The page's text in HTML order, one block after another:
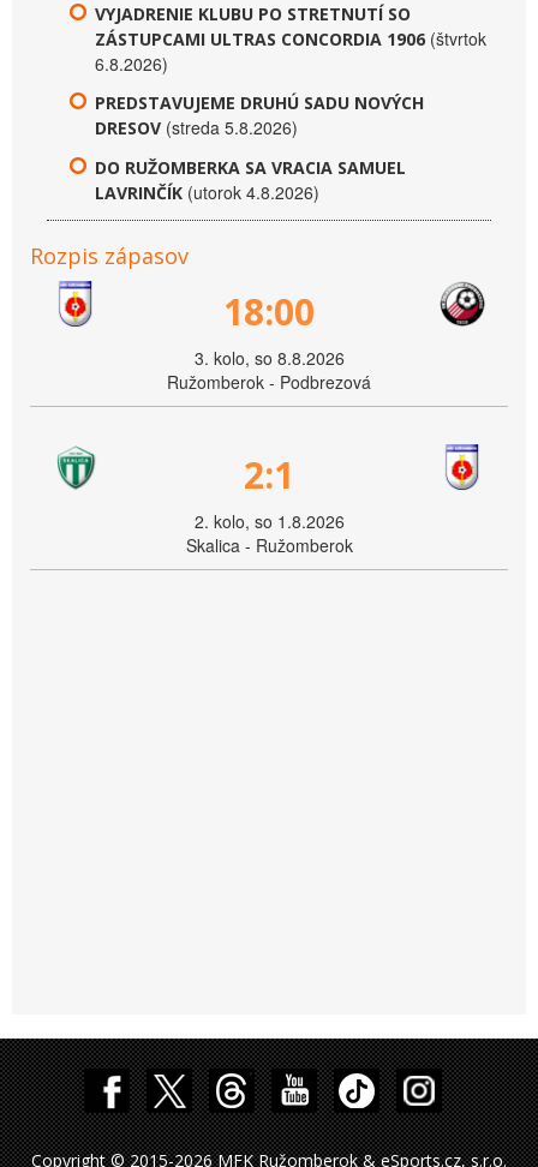
VYJADRENIE KLUBU PO STRETNUTÍ SO
ZÁSTUPCAMI ULTRAS CONCORDIA 1906 (štvrtok
6.8.2026)
PREDSTAVUJEME DRUHÚ SADU NOVÝCH
DRESOV (streda 5.8.2026)
DO RUŽOMBERKA SA VRACIA SAMUEL
LAVRINČÍK (utorok 4.8.2026)
Rozpis zápasov
18:00
3. kolo, so 8.8.2026
Ružomberok - Podbrezová
2:1
2. kolo, so 1.8.2026
Skalica - Ružomberok
Copyright © 2015-2026 MFK Ružomberok & eSports.cz, s.r.o.